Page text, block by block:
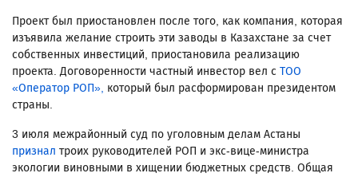
Проект был приостановлен после того, как компания, которая
изъявила желание строить эти заводы в Казахстане за счет
собственных инвестиций, приостановила реализацию
проекта. Договоренности частный инвестор вел с ТОО
«Оператор РОП», который был расформирован президентом
страны.
3 июля межрайонный суд по уголовным делам Астаны
признал троих руководителей РОП и экс-вице-министра
экологии виновными в хищении бюджетных средств. Общая